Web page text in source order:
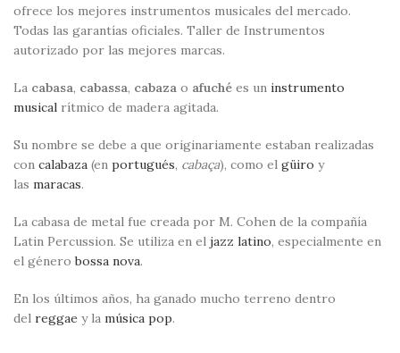
ofrece los mejores instrumentos musicales del mercado.
Todas las garantías oficiales. Taller de Instrumentos
autorizado por las mejores marcas.
La cabasa, cabassa, cabaza o afuché es un instrumento
musical rítmico de madera agitada.
Su nombre se debe a que originariamente estaban realizadas
con calabaza (en portugués, cabaça), como el güiro y
las maracas.
La cabasa de metal fue creada por M. Cohen de la compañía
Latin Percussion. Se utiliza en el jazz latino, especialmente en
el génerobossa nova.
En los últimos años, ha ganado mucho terreno dentro
del reggae y la música pop.